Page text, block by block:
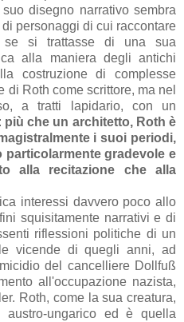
disegno narrativo sembra
personaggi di cui raccontare
se si trattasse di una sua
alla maniera degli antichi
costruzione di complesse
Roth come scrittore, ma nel
a tratti lapidario, con un
più che un architetto, Roth è
i suoi periodi,
gradevole e
alla recitazione che alla
interessi davvero poco allo
squisitamente narrativi e di
riflessioni politiche di un
vicende di quegli anni, ad
del cancelliere Dollfuß
all'occupazione nazista,
Roth, come la sua creatura,
ungarico ed è quella